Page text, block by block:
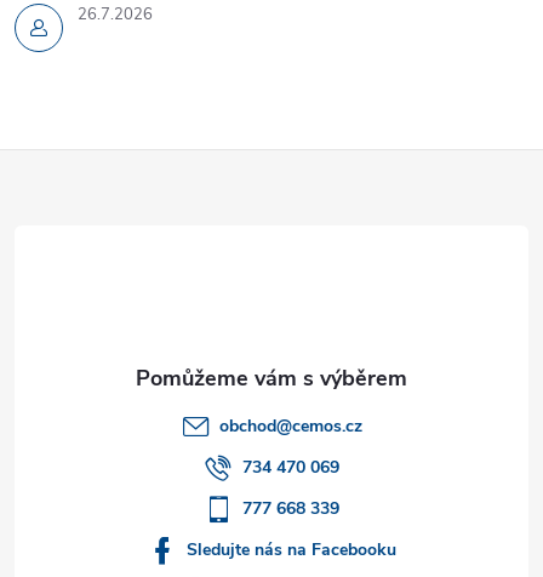
26.7.2026
obchod@cemos.cz
734 470 069
777 668 339
Sledujte nás na Facebooku